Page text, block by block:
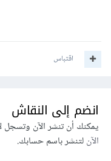
اقتباس
انضم إلى النقاش
يمكنك أن تنشر الآن وتسجل
الآنلتنشر باسم حسابك.